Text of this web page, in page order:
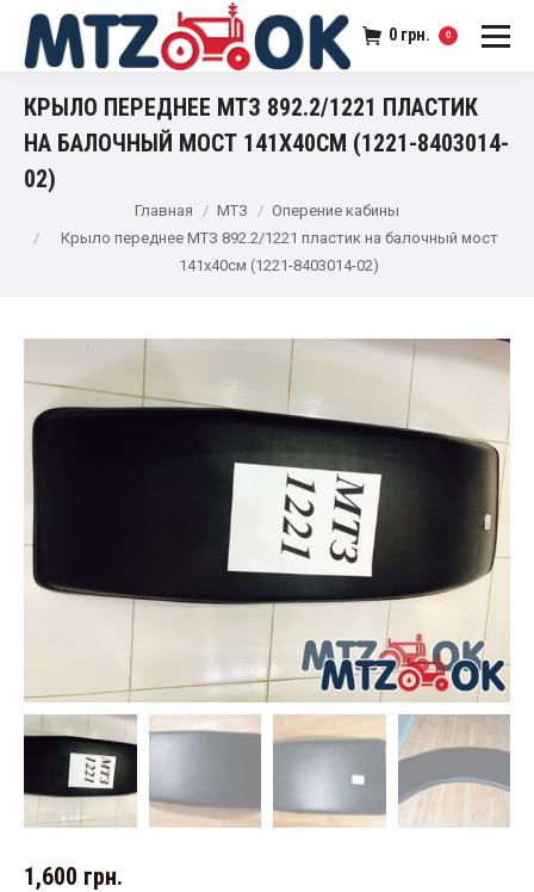
0 грн. 0
КРЫЛО ПЕРЕДНЕЕ МТЗ 892.2/1221 ПЛАСТИК
НА БАЛОЧНЫЙ МОСТ 141Х40СМ (1221-8403014-
02)
Главная МТЗ
Оперение кабины
Крыло переднее МТЗ 892.2/1221 пластик на балочный мост
141х40см (1221-8403014-02)
1,600 грн.